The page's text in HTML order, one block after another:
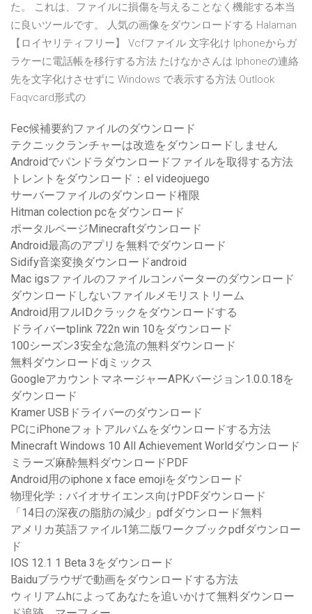
た。 これは、ファイルに損傷を与えることなく機能する本当
に良いツールです。 人気の画像をダウンロードする Halaman
【ロイヤリティフリー】 Vcfファイル 文字化け Iphoneからガ
ラケーに電話帳を移行する方法 たけなかさんは Iphoneの連絡
先を文字化けさせずに Windows で表示する方法 Outlook
Faqvcard形式の
Fec候補要約ファイルのダウンロード
テクニックランチャーは改造をダウンロードしません
Androidでパンドラダウンロードファイルを取得する方法
トレントをダウンロード：el videojuego
サーバーファイルのダウンロード権限
Hitman colection pcをダウンロード
ポータルページMinecraftダウンロード
Android最高のアプリを無料でダウンロード
Sidify音楽変換ダウンロードandroid
Mac igsファイルのファイルコンバーターのダウンロード
ダウンロードしないファイルメモリストリーム
Android用フルIDクラックをダウンロードする
ドライバーtplink 722n win 10をダウンロード
100シーズン3安全な急流の無料ダウンロード
無料ダウンロードdjミックス
GoogleアカウントマネージャーAPKバージョン1.0.0.18を
ダウンロード
Kramer USBドライバーのダウンロード
PCにiPhoneフォトアルバムをダウンロードする方法
Minecraft Windows 10 All Achievement Worldダウンロード
ミラーズ麻酔無料ダウンロードPDF
Android用のiphone x face emojiをダウンロード
物理化学：バイオサイエンス向けPDFダウンロード
「14日の深夜の脂肪の減少」pdfダウンロード無料
アメリカ英語ファイル1第二版ワークブックpdfダウンロー
ド
IOS 12.1 1 Beta 3をダウンロード
Baiduブラウザで動画をダウンロードする方法
ウィリアムhによってあなたを追いかけて無料ダウンロー